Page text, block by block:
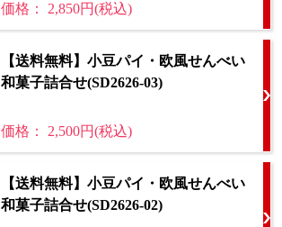
価格： 2,850円(税込)
【送料無料】小豆パイ・欧風せんべい
和菓子詰合せ(SD2626-03)
価格： 2,500円(税込)
【送料無料】小豆パイ・欧風せんべい
和菓子詰合せ(SD2626-02)